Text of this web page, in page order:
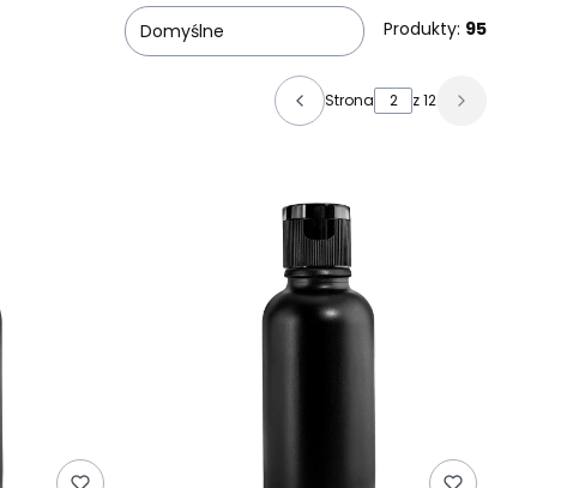
Domyślne Produkty: 95
Strona z 12